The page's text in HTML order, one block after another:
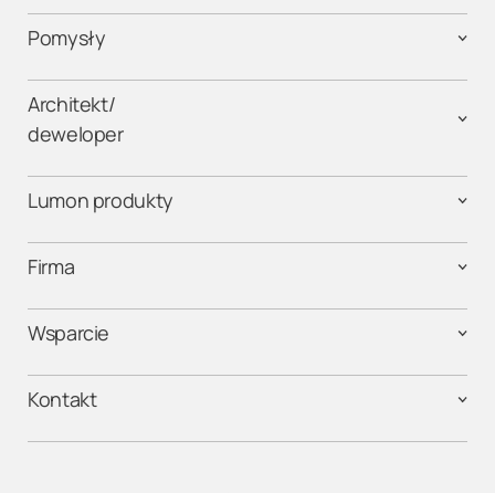
Pomysły
Architekt/
deweloper
Lumon produkty
Firma
Wsparcie
Kontakt